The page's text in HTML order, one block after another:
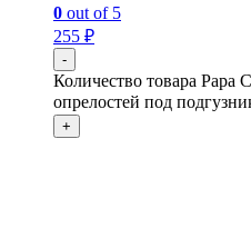
0 out of 5
255 ₽
-
Количество товара Papa
опрелостей под
+